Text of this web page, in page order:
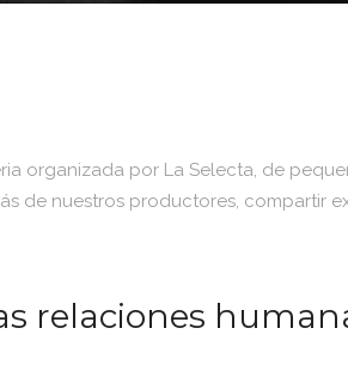
organizada por La Selecta, de
de nuestros productores, compartir
relaciones